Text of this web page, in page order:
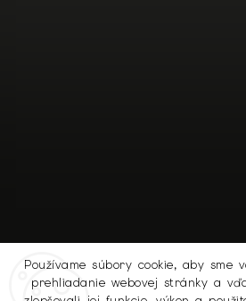
Používame súbory cookie, aby sme
prehliadanie webovej stránky a